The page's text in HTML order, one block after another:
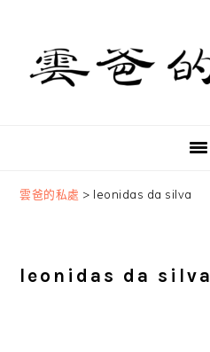
primary
navigation
content
primary
sidebar
雲爸的私處 > leonidas da silva
leonidas da silva